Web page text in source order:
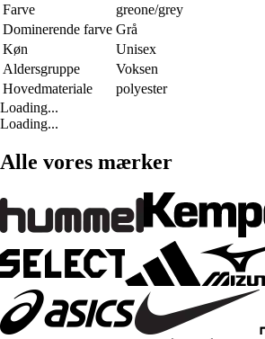
Farve
greone/grey
Dominerende farve Grå
Køn
Unisex
Aldersgruppe
Voksen
Hovedmateriale
polyester
Loading...
Loading...
Alle vores mærker